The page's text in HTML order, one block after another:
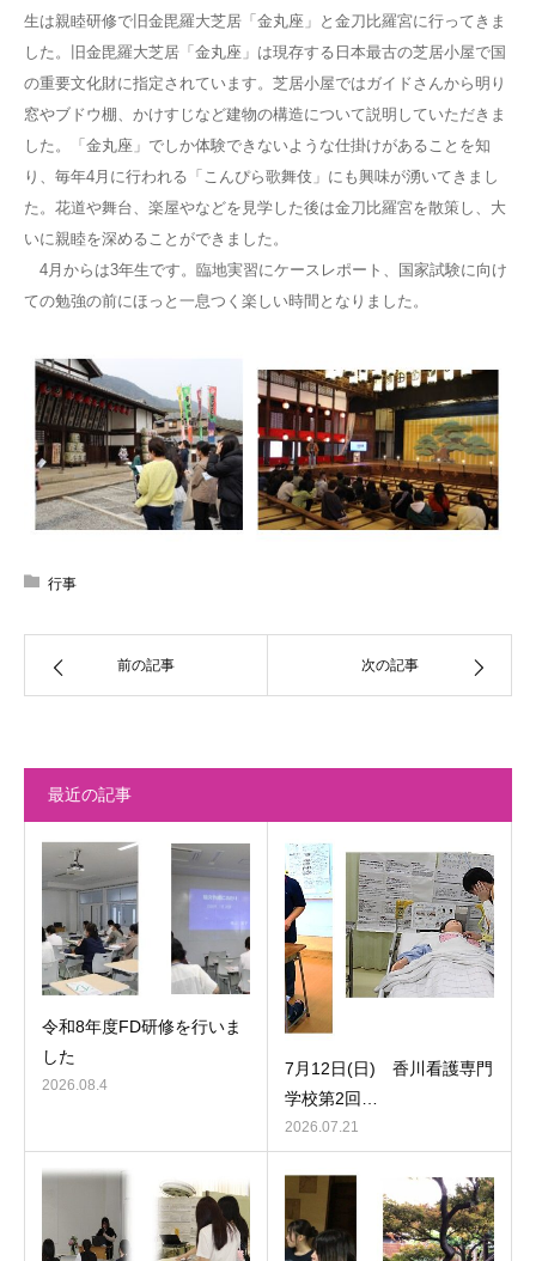
生は親睦研修で旧金毘羅大芝居「金丸座」と金刀比羅宮に行ってきま
した。旧金毘羅大芝居「金丸座」は現存する日本最古の芝居小屋で国
の重要文化財に指定されています。芝居小屋ではガイドさんから明り
窓やブドウ棚、かけすじなど建物の構造について説明していただきま
した。「金丸座」でしか体験できないような仕掛けがあることを知
り、毎年4月に行われる「こんぴら歌舞伎」にも興味が湧いてきまし
た。花道や舞台、楽屋やなどを見学した後は金刀比羅宮を散策し、大
いに親睦を深めることができました。
4月からは3年生です。臨地実習にケースレポート、国家試験に向け
ての勉強の前にほっと一息つく楽しい時間となりました。
行事
前の記事 次の記事
最近の記事
令和8年度FD研修を行いま
した
2026.08.4
7月12日(日) 香川看護専門
学校第2回…
2026.07.21